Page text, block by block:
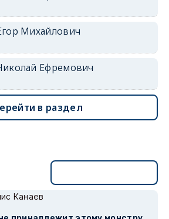
Михайлович
Ефремович
в раздел
Канаев